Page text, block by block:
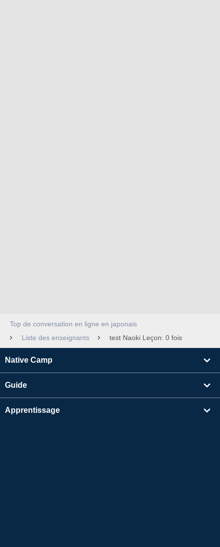
Top de conversation en ligne en japonais
Liste des enseignants
test Naoki Leçon: 0 fois
Native Camp
Guide
Apprentissage